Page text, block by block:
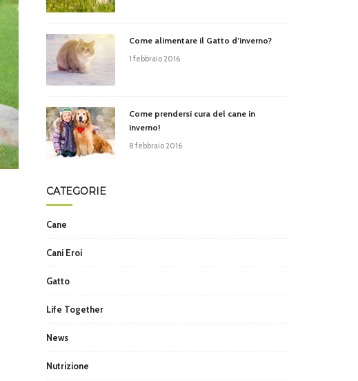
Come alimentare il Gatto d’inverno?
1 febbraio 2016
Come prendersi cura del cane in
inverno!
8 febbraio 2016
CATEGORIE
Cane
Cani Eroi
Gatto
Life Together
News
Nutrizione